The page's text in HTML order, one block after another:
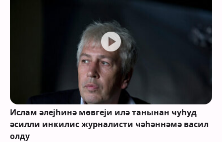
Ислам әлејһинә мөвгеји илә танынан ҹуһуд
әсилли инҝилис журналисти ҹәһәннәмә васил
олду